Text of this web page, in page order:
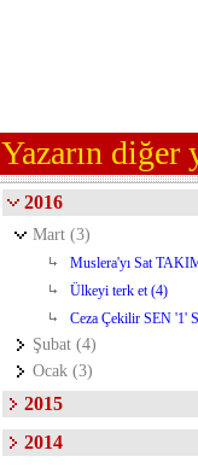
Yazarın diğer
2016
Mart (3)
Muslera'yı Sat
Ülkeyi terk et (4)
Ceza Çekilir SEN '1'
Şubat (4)
Ocak (3)
2015
2014